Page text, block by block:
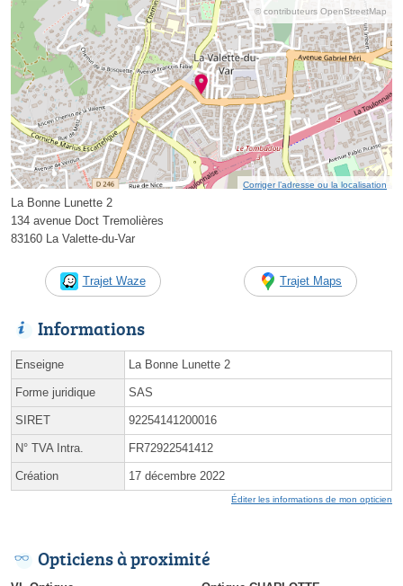
© contributeurs OpenStreetMap
Corriger l’adresse ou la localisation
La Bonne Lunette 2
134 avenue Doct Tremolières
83160 La Valette-du-Var
Trajet Waze Trajet Maps
Informations
Enseigne La Bonne Lunette 2
Forme juridique SAS
SIRET 92254141200016
N° TVA Intra. FR72922541412
Création 17 décembre 2022
Éditer les informations de mon opticien
Opticiens à proximité